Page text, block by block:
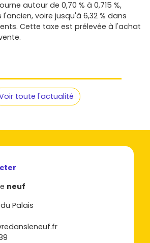
autour de 0,70 % à 0,715 %,
voire jusqu'à 6,32 % dans
Cette taxe est prélevée à l'achat
toute l'actualité
neuf
Palais